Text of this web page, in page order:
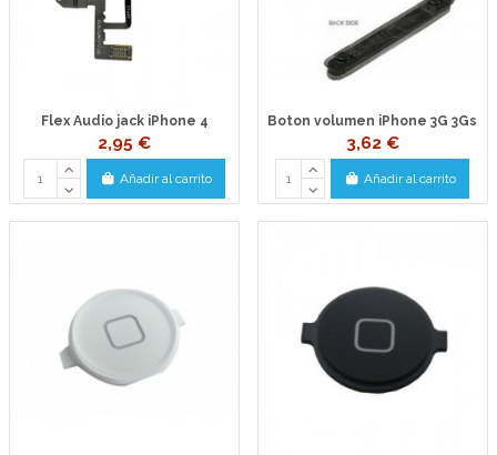
Flex Audio jack iPhone 4
2,95 €
Añadir al carrito
Boton volumen iPhone 3G 3Gs
3,62 €
Añadir al carrito